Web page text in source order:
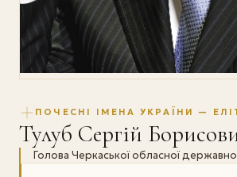
ПОЧЕСНІ ІМЕНА УКРАЇНИ —
Тулуб Сергій
Голова Черкаської обласної державної